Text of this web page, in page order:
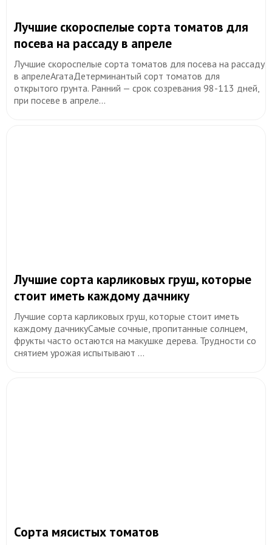
Лучшие скороспелые сорта томатов для
посева на рассаду в апреле
Лучшие скороспелые сорта томатов для посева на рассаду
в апрелеАгатаДетерминантый сорт томатов для
открытого грунта. Ранний — срок созревания 98-113 дней,
при посеве в апреле...
Лучшие сорта карликовых груш, которые
стоит иметь каждому дачнику
Лучшие сорта карликовых груш, которые стоит иметь
каждому дачникуСамые сочные, пропитанные солнцем,
фрукты часто остаются на макушке дерева. Трудности со
снятием урожая испытывают ...
​Сорта мясистых томатов